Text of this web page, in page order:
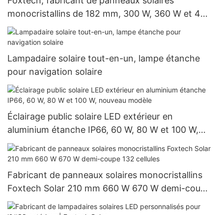
monocristallins de 182 mm, 300 W, 360 W et 400
W à prix avantageux
Lampadaire solaire tout-en-un, lampe étanche
pour navigation solaire
Éclairage public solaire LED extérieur en
aluminium étanche IP66, 60 W, 80 W et 100 W,
nouveau modèle
Fabricant de panneaux solaires monocristallins
Foxtech Solar 210 mm 660 W 670 W demi-coupe
132 cellules